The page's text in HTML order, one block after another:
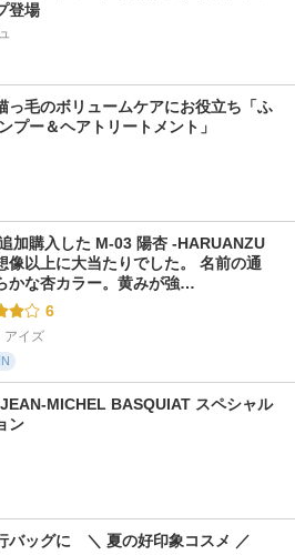
登場
っ毛のボリュームケアにお役立ち「ふ
プー＆ヘアトリートメント」
追加購入した M-03 陽杏 -HARUANZU
像以上に大当たりでした。 名前の通
かな杏カラー。黄みが強…
6
アイズ
MICHEL BASQUIAT スペシャル
ン
バッグに　＼ 夏の好印象コスメ ／